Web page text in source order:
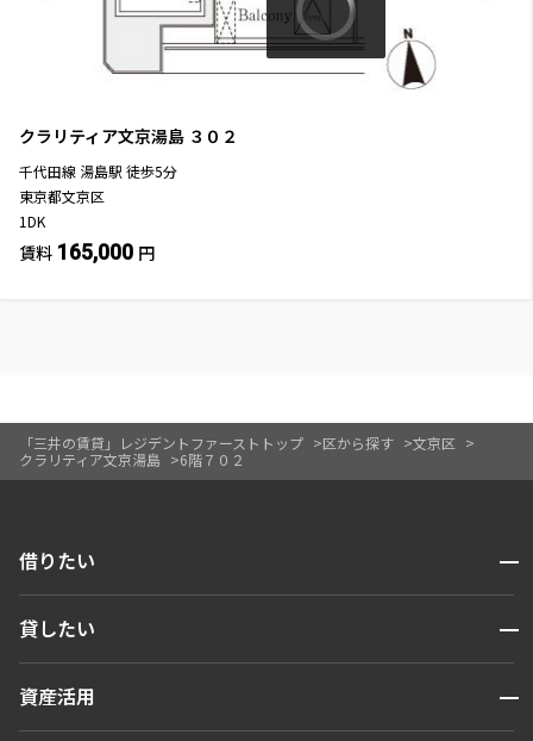
「三井の賃貸」レジデントファーストトップ 区から探す
文京区
クラリティア文京湯島
6階７０２
クラリティア文京湯島 ３０２
千代田線 湯島駅 徒歩5分
東京都文京区
1DK
賃料 165,000 円
借りたい 開閉
人気エリアから探す
貸したい 開閉
お問い合わせ
資産活用 開閉